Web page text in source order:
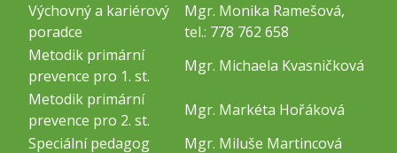
Výchovný a kariérový
poradce
Mgr. Monika Ramešová,
tel.: 778 762 658
Metodik primární
prevence pro 1. st.
Mgr. Michaela Kvasničková
Metodik primární
prevence pro 2. st.
Mgr. Markéta Hořáková
Speciální pedagog
Mgr. Miluše Martincová